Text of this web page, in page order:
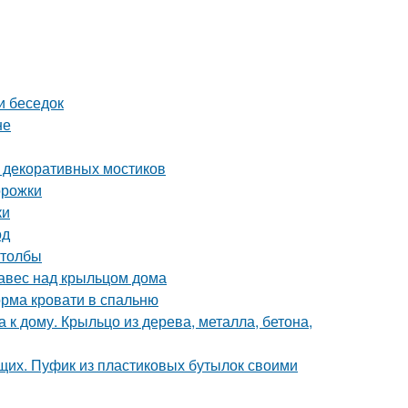
беседок
мостиков
над крыльцом дома
кровати в спальню
дому. Крыльцо из дерева, металла, бетона,
Пуфик из пластиковых бутылок своими